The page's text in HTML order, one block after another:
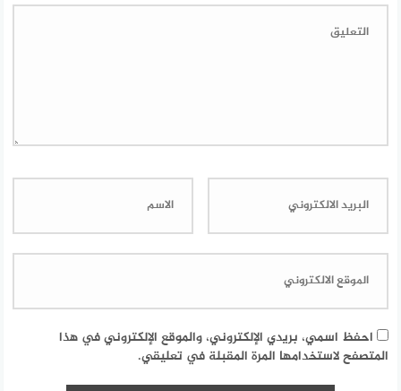
احفظ اسمي، بريدي الإلكتروني، والموقع الإلكتروني في هذا
المتصفح لاستخدامها المرة المقبلة في تعليقي.